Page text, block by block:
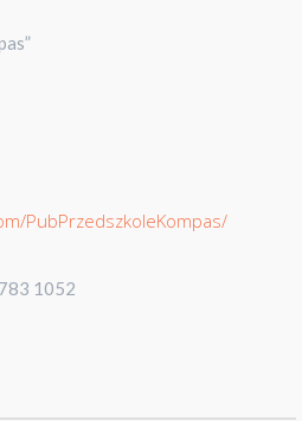
PubPrzedszkoleKompas/
1052